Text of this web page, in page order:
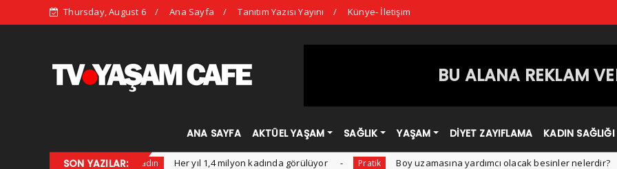
Thursday, August 6 Ana Sayfa Tanıtım Yazısı Yayını Künye- İletişim
BU ALANA REKLAM
ANA SAYFA AKTÜEL YAŞAM SAĞLIK YAŞAM DİYET ZAYIFLAMA KADIN SAĞLIĞI
SON YAZILAR:
Çıkan Trendleri Kadın Her yıl 1,4 milyon kadında görülüyor Pratik Boy uzamasına yardımcı olacak besinler nelerdir?